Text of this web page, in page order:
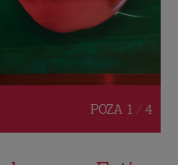
POZA 1 / 4